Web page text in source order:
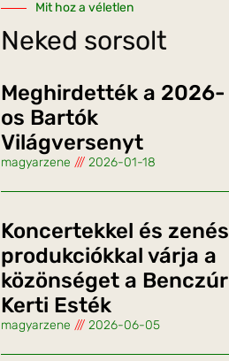
Mit hoz a véletlen
Neked sorsolt
Meghirdették a 2026-
os Bartók
Világversenyt
magyarzene 2026-01-18
Koncertekkel és zenés
produkciókkal várja a
közönséget a Benczúr
Kerti Esték
magyarzene 2026-06-05